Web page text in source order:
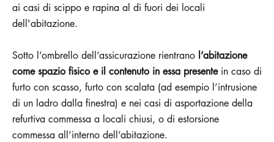
ai casi di scippo e rapina al di fuori dei locali
dell'abitazione.
Sotto l’ombrello dell’assicurazione rientrano l’abitazione
come spazio fisico e il contenuto in essa presentein caso di
furto con scasso, furto con scalata (ad esempio l’intrusione
di un ladro dalla finestra) e nei casi di asportazione della
refurtiva commessa a locali chiusi, o di estorsione
commessa all’interno dell’abitazione.